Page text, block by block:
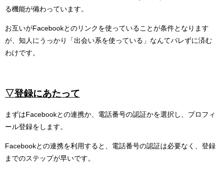
る機能が備わっています。
お互いがFacebookとのリンクを使っていることが条件となります
が、知人にうっかり「出会い系を使っている」なんてバレずに済む
わけです。
▽登録にあたって
まずはFacebookとの連携か、電話番号の認証かを選択し、プロフィ
ール登録をします。
Facebookとの連携を利用すると、電話番号の認証は必要なく、登録
までのステップが早いです。